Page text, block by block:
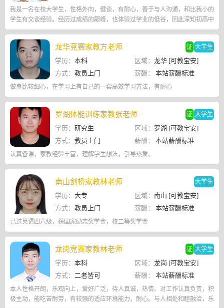
我是一名在校大学生，性格外向，健谈，有耐心，善于与人沟通，和比我小的
学生有交谈经验。经历过成绩的巅峰，也体验过学业的低谷，因此深知初高中
时学生的学习困境，因为感同身受，所以能够为学弟学妹指点迷津。
龙华竞赛家教方老师 证 大学生
学历： 本科 区域： 龙华 [可教宝安]
方式： 教员上门 薪酬： 本站薪酬标准
做事比较细心，在学习上有自己的一套高效学习方法，有耐心
罗湖体能训练家教张老师 证 大学生
学历： 研究生 区域： 罗湖 [可教宝安]
方式： 教员上门 薪酬： 本站薪酬标准
认真备课，家教经验丰富，理解学生想法，引导热爱。
南山剑桥家教林老师 大学生
学历： 大专 区域： 南山 [可教宝安]
方式： 教员上门 薪酬： 本站薪酬标准
已过英语四六级，获国家励志奖学金，校二等奖学金
龙岗竞赛家教林老师 证 大学生
学历： 本科 区域： 龙岗 [可教宝安]
方式： 二者皆可 薪酬： 本站薪酬标准
本人性格开朗，乐观向上，爱好广泛，待人真诚，热情、对工作认真负责，积
极主动，能吃苦耐劳，有较强的适应环境能力，耐心。与人相处和睦融洽，乐